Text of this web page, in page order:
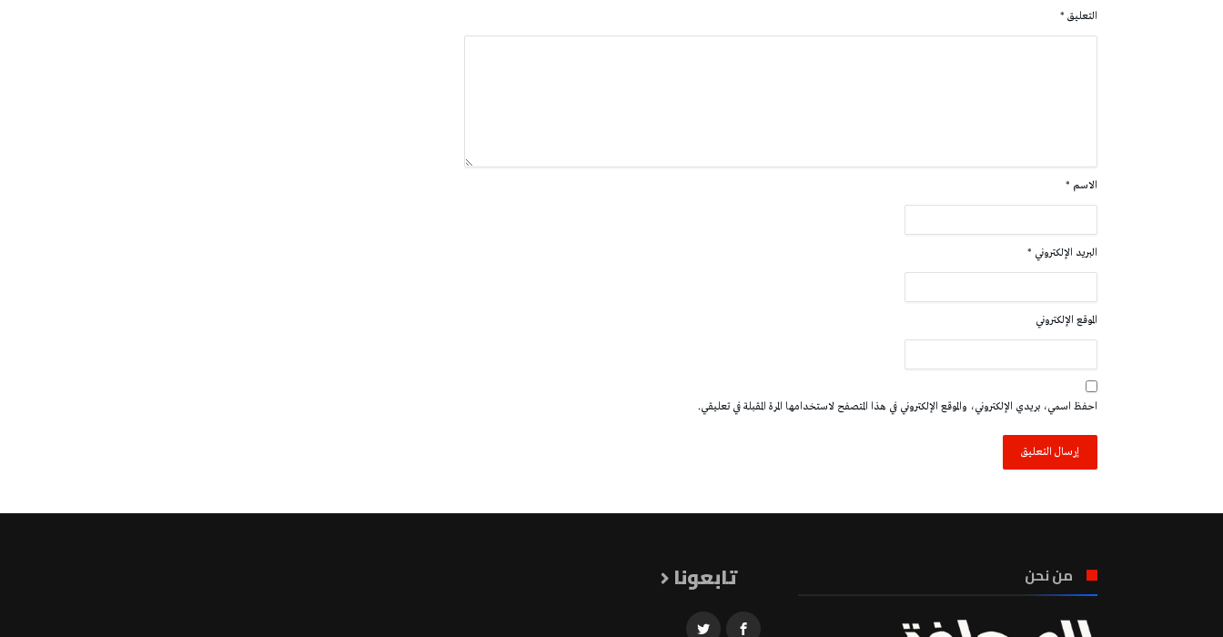
التعليق *
الاسم *
البريد الإلكتروني *
الموقع الإلكتروني
احفظ اسمي، بريدي الإلكتروني، والموقع الإلكتروني في هذا المتصفح لاستخدامها المرة المقبلة في تعليقي.
من نحن تابعونا